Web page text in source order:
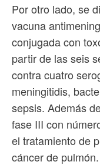
Por otro lado, se
vacuna
conjugada con
partir de las seis
contra cuatro
meningitidis,
sepsis. Además
fase III con
el tratamiento de
cáncer de pulmón.